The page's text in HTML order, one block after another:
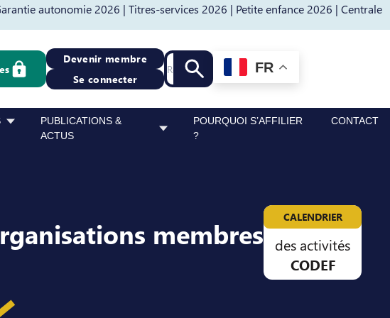
autonomie 2026 | Titres-services 2026 | Petite enfance 2026 | Centrale
Devenir membre
Se connecter
Recherche
Lancer la recherche
FR
PUBLICATIONS &
ACTUS
POURQUOI S’AFFILIER
?
CONTACT
membres CALENDRIER
des activités
CODEF